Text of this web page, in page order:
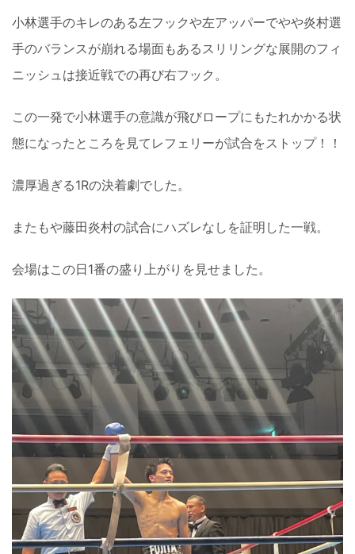
小林選手のキレのある左フックや左アッパーでやや炎村選
手のバランスが崩れる場面もあるスリリングな展開のフィ
ニッシュは接近戦での再び右フック。
この一発で小林選手の意識が飛びロープにもたれかかる状
態になったところを見てレフェリーが試合をストップ！！
濃厚過ぎる1Rの決着劇でした。
またもや藤田炎村の試合にハズレなしを証明した一戦。
会場はこの日1番の盛り上がりを見せました。